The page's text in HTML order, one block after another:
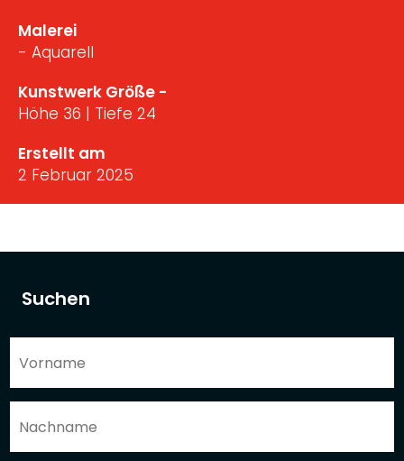
Suchen
Malerei
- Aquarell
Kunstwerk Größe -
Höhe 36 | Tiefe 24
Erstellt am
2 Februar 2025